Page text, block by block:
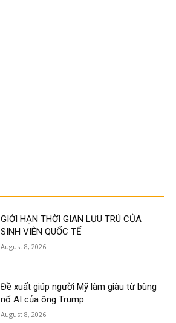
GIỚI HẠN THỜI GIAN LƯU TRÚ CỦA
SINH VIÊN QUỐC TẾ
August 8, 2026
Đề xuất giúp người Mỹ làm giàu từ bùng
nổ AI của ông Trump
August 8, 2026